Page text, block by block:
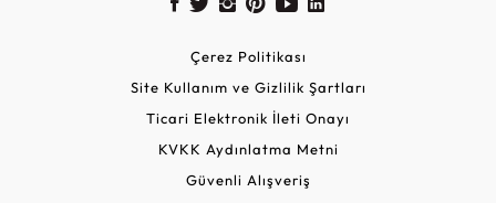
Çerez Politikası
Site Kullanım ve Gizlilik Şartları
Ticari Elektronik İleti Onayı
KVKK Aydınlatma Metni
Güvenli Alışveriş